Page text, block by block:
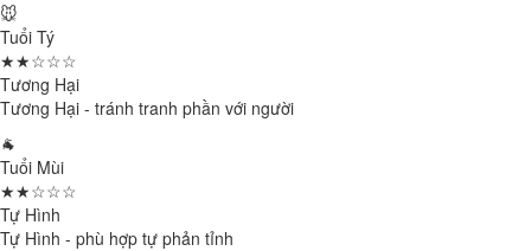
🐭
Tuổi Tý
★★☆☆☆
Tương Hại
Tương Hại - tránh tranh phần với người
🐐
Tuổi Mùi
★★☆☆☆
Tự Hình
Tự Hình - phù hợp tự phản tỉnh